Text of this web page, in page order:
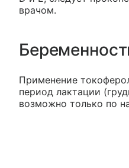
врачом.
Применение
период лактации
возможно только по